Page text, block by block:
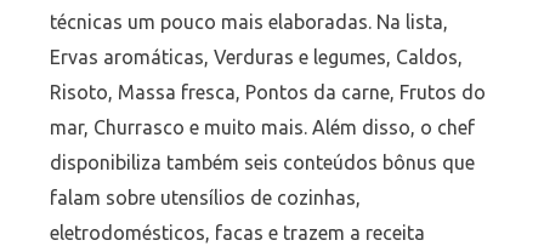
técnicas um pouco mais elaboradas. Na lista,
Ervas aromáticas, Verduras e legumes, Caldos,
Risoto, Massa fresca, Pontos da carne, Frutos do
mar, Churrasco e muito mais. Além disso, o chef
disponibiliza também seis conteúdos bônus que
falam sobre utensílios de cozinhas,
eletrodomésticos, facas e trazem a receita